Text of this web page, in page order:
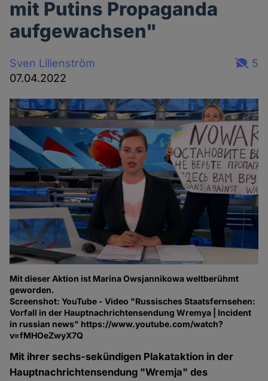
mit Putins Propaganda
aufgewachsen"
Sven Lilienström
07.04.2022
5
Mit dieser Aktion ist Marina Owsjannikowa weltberühmt
geworden.
Screenshot: YouTube - Video "Russisches Staatsfernsehen:
Vorfall in der Hauptnachrichtensendung Wremya | Incident
in russian news" https://www.youtube.com/watch?
v=fMHOeZwyX7Q
Mit ihrer sechs-sekündigen Plakataktion in der
Hauptnachrichtensendung "Wremja" des